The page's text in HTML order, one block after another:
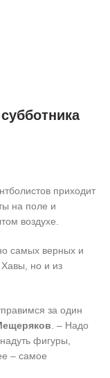
приходит
на поле и
воздухе.
самых верных и
Хавы, но и из
за один
. – Надо
фигуры,
– самое